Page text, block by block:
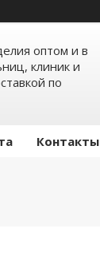
оптом и в
клиник и
по
Контакты